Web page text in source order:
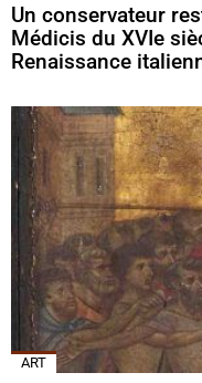
Un conservateur
Médicis du XVIe
Renaissance
ART